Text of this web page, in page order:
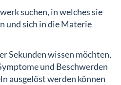
suchen, in welches sie
und sich in die Materie
Sekunden wissen möchten,
und Beschwerden
ausgelöst werden können